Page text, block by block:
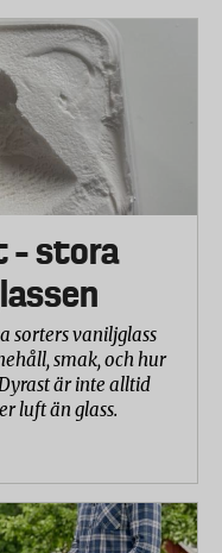
– stora
sorters vaniljglass
smak, och hur
är inte alltid
luft än glass.